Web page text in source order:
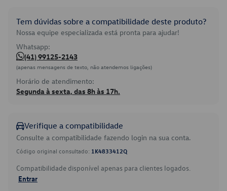
Tem dúvidas sobre a compatibilidade deste produto?
Nossa equipe especializada está pronta para ajudar!
Whatsapp:
(41) 99125-2143
(apenas mensagens de texto, não atendemos ligações)
Horário de atendimento:
Segunda à sexta, das 8h às 17h.
Verifique a compatibilidade
Consulte a compatibilidade fazendo login na sua conta.
Código original consultado: 1K4833412Q
Compatibilidade disponível apenas para clientes logados.
Entrar